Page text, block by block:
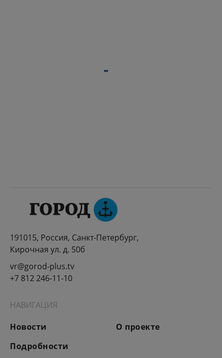
191015, Россия, Санкт-Петербург,
Кирочная ул. д. 50б
vr@gorod-plus.tv
+7 812 246-11-10
НАВИГАЦИЯ
Новости
Подробности
О проекте